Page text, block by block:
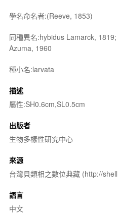
學名命名者:(Reeve, 1853)
同種異名:hybidus Lamarck,
Azuma, 1960
種小名:larvata
描述
屬性:SH0.6cm,SL0.5cm
出版者
生物多樣性研究中心
來源
台灣貝類相之數位典藏 (http://
語言
中文